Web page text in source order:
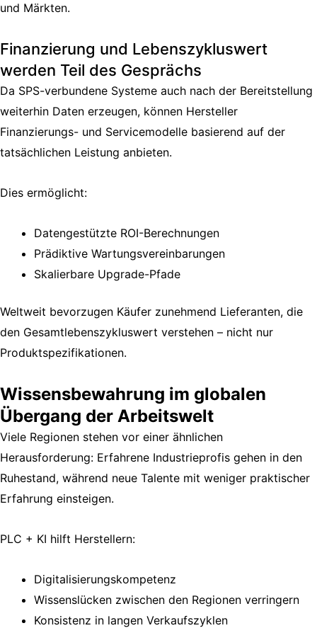
und Märkten.
Finanzierung und Lebenszykluswert
werden Teil des Gesprächs
Da SPS-verbundene Systeme auch nach der Bereitstellung
weiterhin Daten erzeugen, können Hersteller
Finanzierungs- und Servicemodelle basierend auf der
tatsächlichen Leistung anbieten.
Dies ermöglicht:
Datengestützte ROI-Berechnungen
Prädiktive Wartungsvereinbarungen
Skalierbare Upgrade-Pfade
Weltweit bevorzugen Käufer zunehmend Lieferanten, die
den Gesamtlebenszykluswert verstehen – nicht nur
Produktspezifikationen.
Wissensbewahrung im globalen
Übergang der Arbeitswelt
Viele Regionen stehen vor einer ähnlichen
Herausforderung: Erfahrene Industrieprofis gehen in den
Ruhestand, während neue Talente mit weniger praktischer
Erfahrung einsteigen.
PLC + KI hilft Herstellern:
Digitalisierungskompetenz
Wissenslücken zwischen den Regionen verringern
Konsistenz in langen Verkaufszyklen